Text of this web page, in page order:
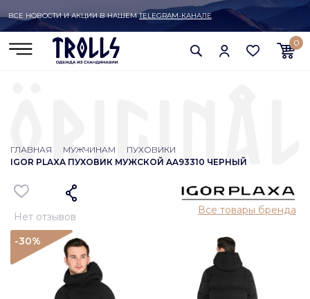
ВСЕ НОВОСТИ И АКЦИИ В НАШЕМTELEGRAM-КАНАЛЕ
0
ГЛАВНАЯ МУЖЧИНАМ
ПУХОВИКИ
IGOR PLAXA ПУХОВИК МУЖСКОЙ AA93310 ЧЕРНЫЙ
Нет отзывов
Все товары бренда
-30%